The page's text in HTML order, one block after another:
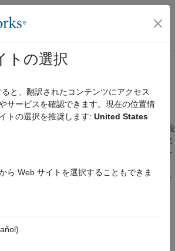
バス ナビゲーション メ
ーム
、および検証
探索し、3 次元パターンを再構築して、アン
化する
は、AI ベースのアンテナ モデルを使用した設
元直交スライスからの 3 次元パターン再構成
トと関数を提供します。従来の全波ソルバー
アンテナの微調整に必要なシミュレーション
きます。
、定義されたオブジェクティブと制約を使用
アレイの設計を最適化する AI ベースのオプ
トの選択
と、翻訳されたコンテンツにアクセス
サービスを確認できます。現在の位置情
トの選択を推奨します: United States
ら Web サイトを選択することもできま